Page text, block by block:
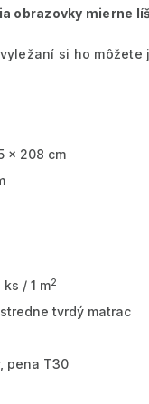
obrazovky mierne
si ho
x 208 cm
/ 1 m2
tvrdý matrac
pena T30